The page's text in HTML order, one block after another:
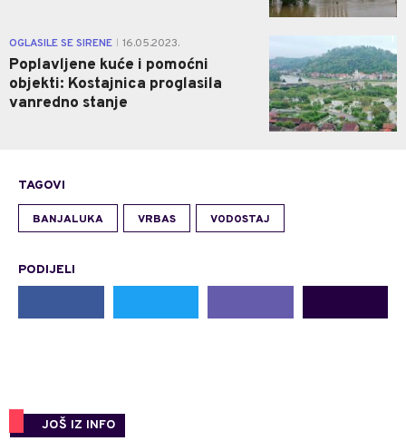
OGLASILE SE SIRENE 16.05.2023.
Poplavljene kuće i pomoćni
objekti: Kostajnica proglasila
vanredno stanje
1
TAGOVI
BANJALUKA VRBAS VODOSTAJ
PODIJELI
JOŠ IZ INFO